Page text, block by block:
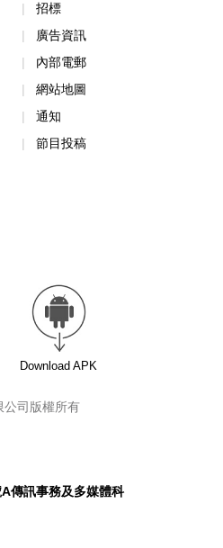
招標
廣告資訊
內部電郵
網站地圖
通知
節目投稿
Download APK
司版權所有
傳訊事務及多媒體科